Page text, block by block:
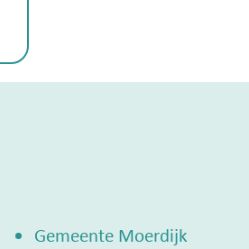
Gemeente Moerdijk